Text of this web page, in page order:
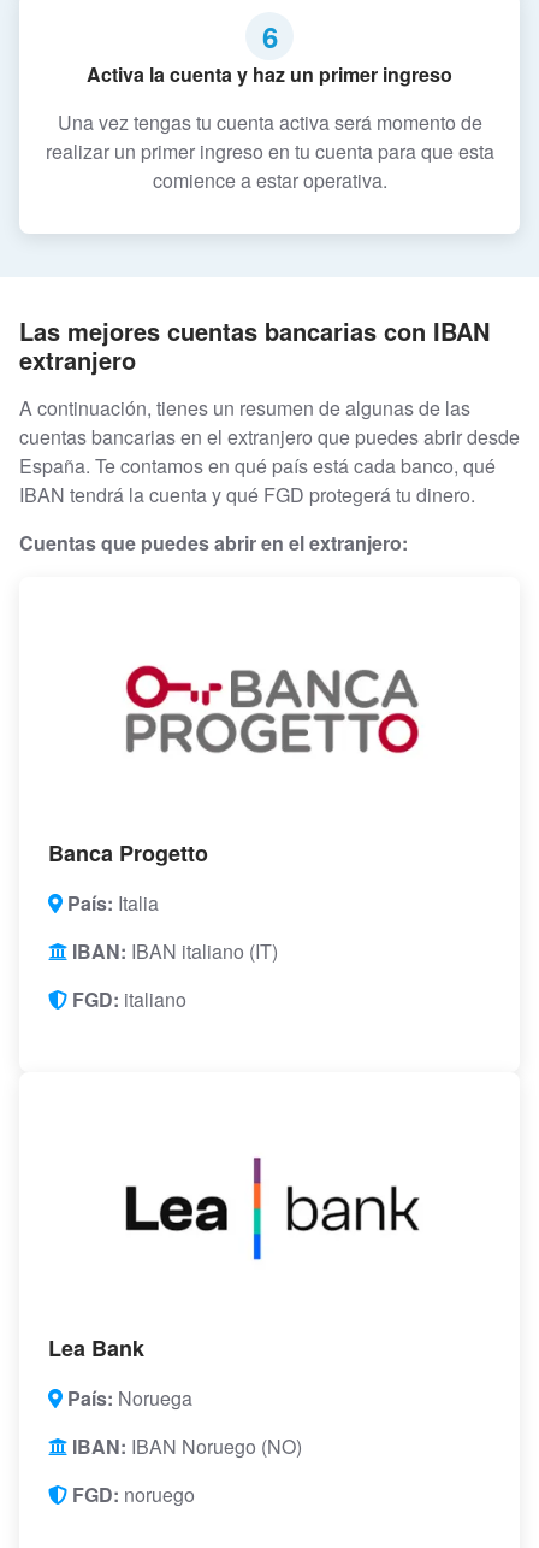
6
Activa la cuenta y haz un primer ingreso
Una vez tengas tu cuenta activa será momento de
realizar un primer ingreso en tu cuenta para que esta
comience a estar operativa.
Las mejores cuentas bancarias con IBAN
extranjero
A continuación, tienes un resumen de algunas de las
cuentas bancarias en el extranjero que puedes abrir desde
España. Te contamos en qué país está cada banco, qué
IBAN tendrá la cuenta y qué FGD protegerá tu dinero.
Cuentas que puedes abrir en el extranjero:
Banca Progetto
País: Italia
IBAN: IBAN italiano (IT)
FGD: italiano
Lea Bank
País: Noruega
IBAN: IBAN Noruego (NO)
FGD: noruego